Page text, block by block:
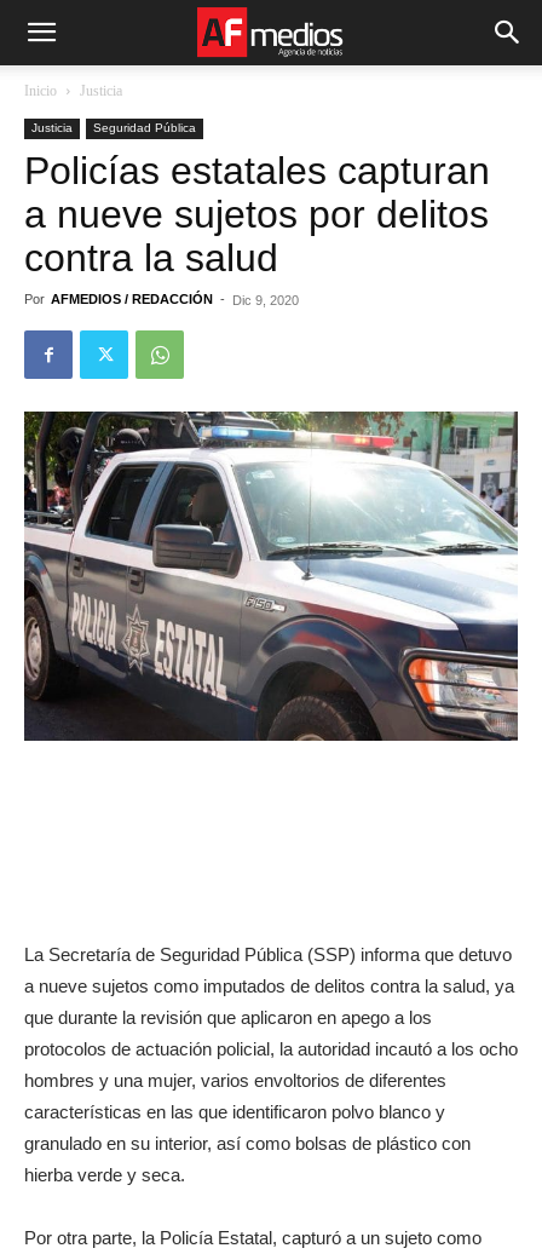
Inicio Justicia
Justicia Seguridad Pública
Policías estatales capturan
a nueve sujetos por delitos
contra la salud
Por AFMEDIOS / REDACCIÓN - Dic 9, 2020
La Secretaría de Seguridad Pública (SSP) informa que detuvo
a nueve sujetos como imputados de delitos contra la salud, ya
que durante la revisión que aplicaron en apego a los
protocolos de actuación policial, la autoridad incautó a los ocho
hombres y una mujer, varios envoltorios de diferentes
características en las que identificaron polvo blanco y
granulado en su interior, así como bolsas de plástico con
hierba verde y seca.
Por otra parte, la Policía Estatal, capturó a un sujeto como